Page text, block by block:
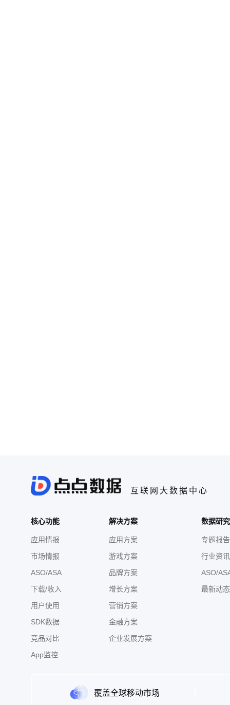
互联网大数据中心
核心功能
应用情报
市场情报
ASO/ASA
下载/收入
用户使用
SDK数据
竞品对比
App监控
解决方案
应用方案
游戏方案
品牌方案
增长方案
营销方案
金融方案
企业发展方案
数据研
专题报告
行业资讯
ASO/
最新动态
覆盖全球移动市场